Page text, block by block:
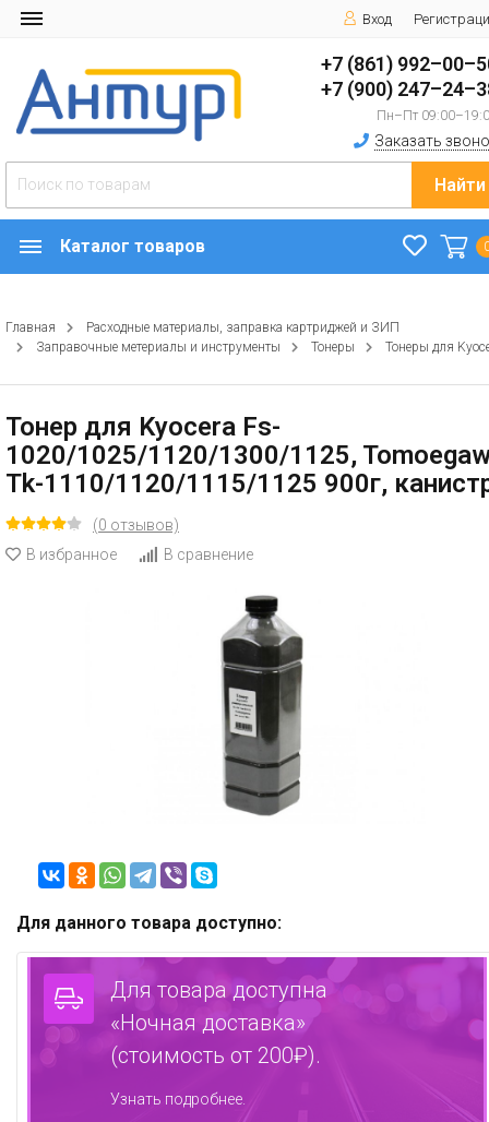
Вход
+7 (861)
+7 (900)
Пн–Пт
Заказать
Найти
Каталог товаров
Главная
Расходные материалы, заправка картриджей и ЗИП
Заправочные метериалы и инструменты
Тонеры Тонеры для
Тонер для Kyocera Fs-
1020/1025/1120/1300/1125,
Tk-1110/1120/1115/1125 900г,
(0 отзывов)
В избранное
В сравнение
Для данного товара доступно:
Для товара доступна
«Ночная доставка»
(стоимость от 200₽).
Узнать подробнее.